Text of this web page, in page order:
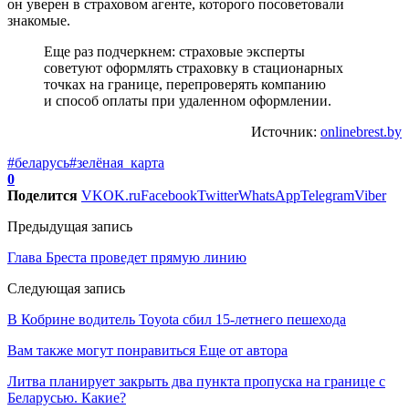
он уверен в страховом агенте, которого посоветовали
знакомые.
Еще раз подчеркнем: страховые эксперты
советуют оформлять страховку в стационарных
точках на границе, перепроверять компанию
и способ оплаты при удаленном оформлении.
Источник: onlinebrest.by
#беларусь#зелёная_карта
0
Поделится VKOK.ruFacebookTwitterWhatsAppTelegramViber
Предыдущая запись
Глава Бреста проведет прямую линию
Следующая запись
В Кобрине водитель Toyota сбил 15-летнего пешехода
Вам также могут понравиться Еще от автора
Литва планирует закрыть два пункта пропуска на границе с
Беларусью. Какие?